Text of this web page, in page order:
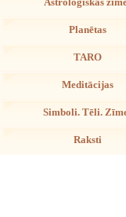
Astroloģiskās
Planētas
TARO
Meditācijas
Simboli. Tēli.
Raksti